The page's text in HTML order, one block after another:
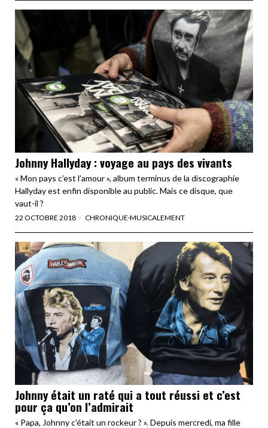
Johnny Hallyday : voyage au pays des vivants
« Mon pays c’est l’amour », album terminus de la discographie
Hallyday est enfin disponible au public. Mais ce disque, que
vaut-il ?
22 OCTOBRE 2018 CHRONIQUE·MUSICALEMENT
Johnny était un raté qui a tout réussi et c’est
pour ça qu’on l’admirait
« Papa, Johnny c’était un rockeur ? ». Depuis mercredi, ma fille